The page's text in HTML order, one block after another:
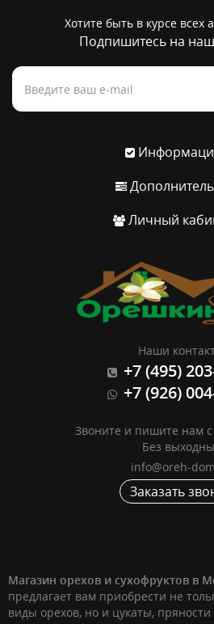
Хотите быть в курсе всех
Подпишитесь на
Личный
Наши
+7 (495)
+7 (926)
Звоните и пишите нам с
Без
info@oreh-
Заказать
Магазин орехов и сухофруктов в
предлагает вам приобрести не
виды орехов, но и цукаты,